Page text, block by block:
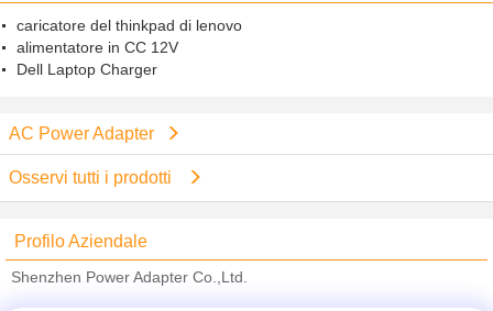
caricatore del thinkpad di lenovo
alimentatore in CC 12V
Dell Laptop Charger
AC Power Adapter
Osservi tutti i prodotti
Profilo Aziendale
Shenzhen Power Adapter Co.,Ltd.